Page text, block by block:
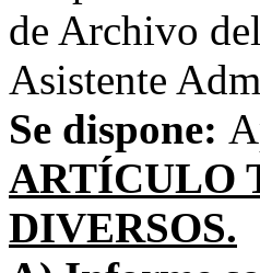
de Archivo
Asistente
Se dispone:
ARTÍCULO
DIVERSOS.